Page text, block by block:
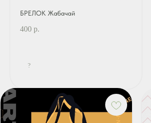
БРЕЛОК Жабачай
400 р.
?